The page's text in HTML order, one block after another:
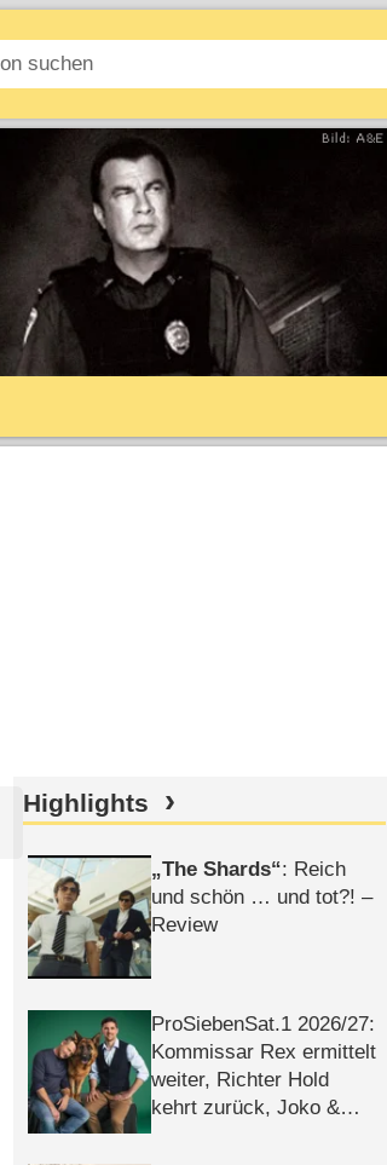
Highlights
The Shards : Reich
und schön … und tot?! –
Review
ProSiebenSat.1 2026/​27:
Kommissar Rex ermittelt
weiter, Richter Hold
kehrt zurück, Joko &